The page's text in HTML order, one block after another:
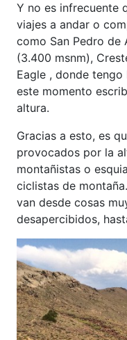
Y no es infrecuente
viajes a andar o
como San Pedro de
(3.400 msnm),
Eagle , donde
este momento
altura.
Gracias a esto, es
provocados por la
montañistas o
ciclistas de
van desde cosas
desapercibidos,